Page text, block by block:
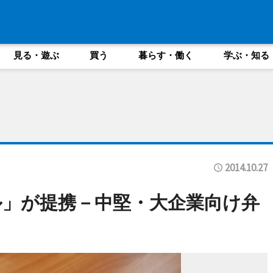
見る・遊ぶ 買う 暮らす・働く 学ぶ・知る
2014.10.27
が提携－中堅・大企業向け弁